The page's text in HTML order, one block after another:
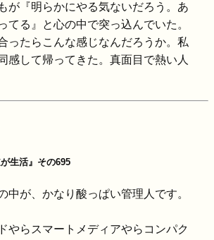
が『明らかにやる気ないだろう。あ
てる』と心の中で突っ込んでいた。
ったらこんな感じなんだろうか。私
感して帰ってきた。真面目で熱い人
生活』その695
中が、かなり酸っぱい管理人です。
やらスマートメディアやらコンパク